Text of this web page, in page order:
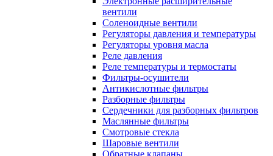
вентили
Соленоидные вентили
Регуляторы давления и температуры
Регуляторы уровня масла
Реле давления
Реле температуры и термостаты
Фильтры-осушители
Антикислотные фильтры
Разборные фильтры
Сердечники для разборных фильтров
Маслянные фильтры
Смотровые стекла
Шаровые вентили
Обратные клапаны